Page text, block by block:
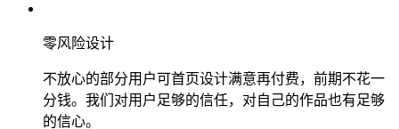
零风险设计
不放心的部分用户可首页设计满意再付费，前期不花一
分钱。我们对用户足够的信任，对自己的作品也有足够
的信心。